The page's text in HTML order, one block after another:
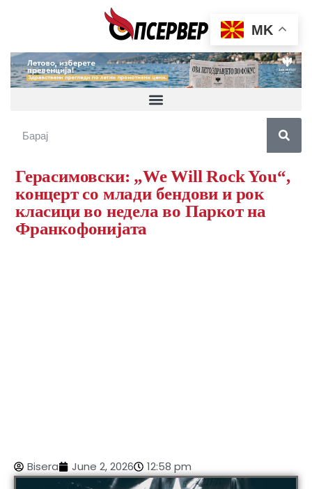
Герасимовски: „We Will Rock You“,
концерт со млади бендови и рок
класици во недела во Паркот на
Франкофонијата
Bisera June 2, 2026 12:58 pm
MK